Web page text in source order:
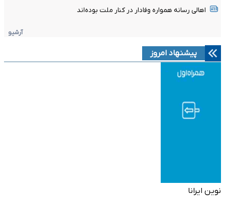
اهالی رسانه همواره وفادار در کنار ملت بوده‌اند
آرشیو
پیشنهاد امروز
نوین ایرانا